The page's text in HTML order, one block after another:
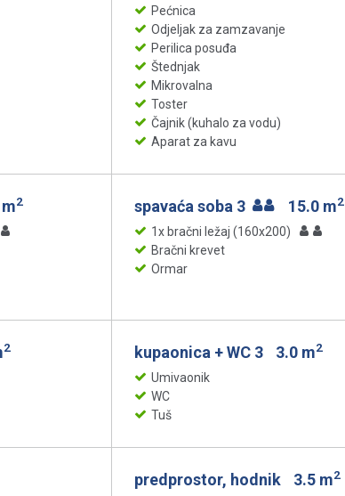
Pećnica
Odjeljak za zamzavanje
Perilica posuđa
Štednjak
Mikrovalna
Toster
Čajnik (kuhalo za vodu)
Aparat za kavu
2 spavaća soba 3 15.0 m2
1x bračni ležaj (160x200)
Bračni krevet
Ormar
2 kupaonica + WC 3 3.0 m2
Umivaonik
WC
Tuš
predprostor, hodnik 3.5 m2